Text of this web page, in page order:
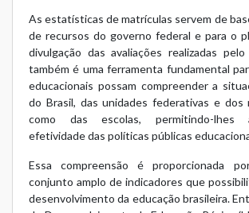
As estatísticas de matrículas servem de
de recursos do governo federal e para o
divulgação das avaliações realizadas
também é uma ferramenta fundamental
educacionais possam compreender a
do Brasil, das unidades federativas e dos
como das escolas, permitindo-lhes
efetividade das políticas públicas
Essa compreensão é proporcionada
conjunto amplo de indicadores que
desenvolvimento da educação brasileira.